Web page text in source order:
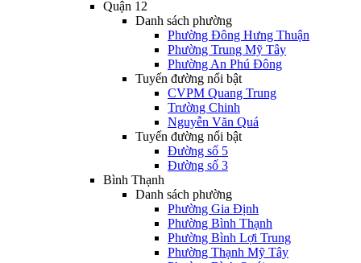
Quận 12
Danh sách phường
Phường Đông Hưng Thuận
Phường Trung Mỹ Tây
Phường An Phú Đông
Tuyến đường nổi bật
CVPM Quang Trung
Trường Chinh
Nguyễn Văn Quá
Tuyến đường nổi bật
Đường số 5
Đường số 3
Bình Thạnh
Danh sách phường
Phường Gia Định
Phường Bình Thạnh
Phường Bình Lợi Trung
Phường Thạnh Mỹ Tây